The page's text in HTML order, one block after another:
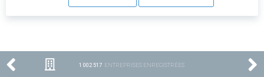
1 002 517 ENTREPRISES ENREGISTRÉES